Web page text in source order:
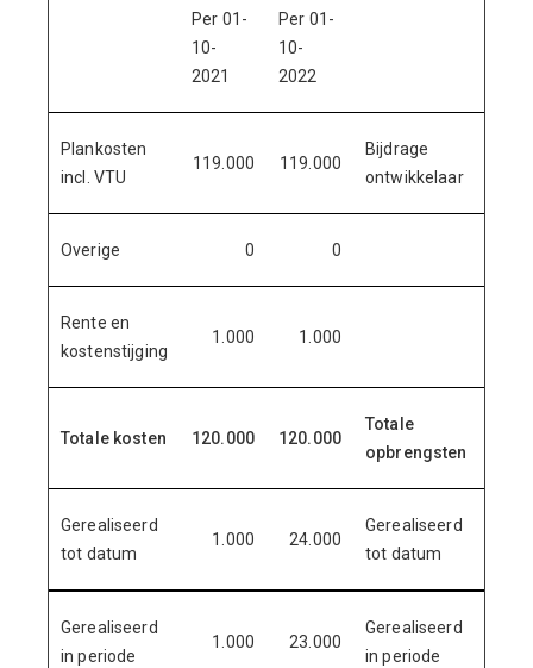
Per 01-
10-
2021
Per 01-
10-
2022
Plankosten
incl. VTU
119.000 119.000
Bijdrage
ontwikkelaar
Overige 0 0
Rente en
kostenstijging
1.000 1.000
Totale kosten 120.000 120.000
Totale
opbrengsten
Gerealiseerd
tot datum
1.000 24.000
Gerealiseerd
tot datum
Gerealiseerd
in periode
1.000 23.000
Gerealiseerd
in periode